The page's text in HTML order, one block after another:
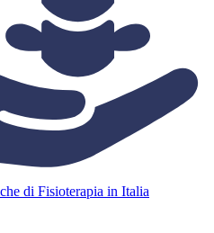
di Fisioterapia in Italia